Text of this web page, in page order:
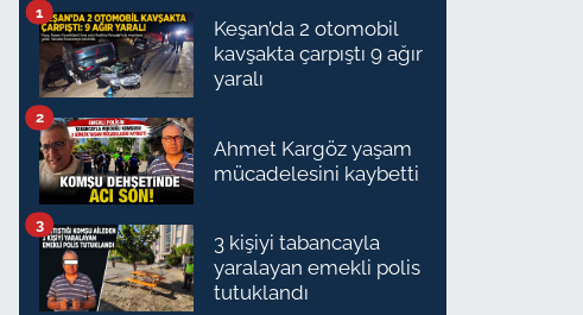
Keşan’da 2 otomobil
kavşakta çarpıştı 9 ağır
yaralı
1
Ahmet Kargöz yaşam
mücadelesini kaybetti
2
3 kişiyi tabancayla
yaralayan emekli polis
tutuklandı
3